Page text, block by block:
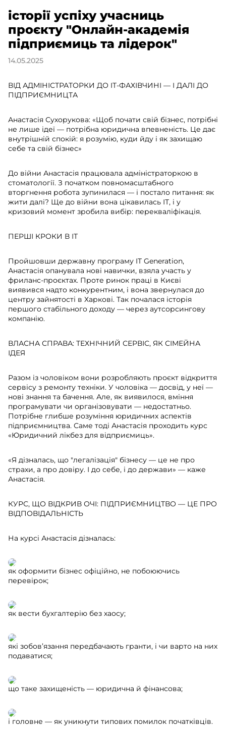
історії успіху учасниць
проєкту "Онлайн-академія
підприємиць та лідерок"
14.05.2025
ВІД АДМІНІСТРАТОРКИ ДО IT-ФАХІВЧИНІ — І ДАЛІ ДО
ПІДПРИЄМНИЦТА
Анастасія Сухорукова: «Щоб почати свій бізнес, потрібні
не лише ідеї — потрібна юридична впевненість. Це дає
внутрішній спокій: я розумію, куди йду і як захищаю
себе та свій бізнес»
До війни Анастасія працювала адміністраторкою в
стоматології. З початком повномасштабного
вторгнення робота зупинилася — і постало питання: як
жити далі? Ще до війни вона цікавилась ІТ, і у
кризовий момент зробила вибір: перекваліфікація.
ПЕРШІ КРОКИ В ІТ
Пройшовши державну програму IT Generation,
Анастасія опанувала нові навички, взяла участь у
фриланс-проєктах. Проте ринок праці в Києві
виявився надто конкурентним, і вона звернулася до
центру зайнятості в Харкові. Так почалася історія
першого стабільного доходу — через аутсорсингову
компанію.
ВЛАСНА СПРАВА: ТЕХНІЧНИЙ СЕРВІС, ЯК СІМЕЙНА
ІДЕЯ
Разом із чоловіком вони розробляють проєкт відкриття
сервісу з ремонту техніки. У чоловіка — досвід, у неї —
нові знання та бачення. Але, як виявилося, вміння
програмувати чи організовувати — недостатньо.
Потрібне глибше розуміння юридичних аспектів
підприємництва. Саме тоді Анастасія проходить курс
«Юридичний лікбез для відприємиць».
«Я дізналась, що "легалізація" бізнесу — це не про
страхи, а про довіру. І до себе, і до держави» — каже
Анастасія.
КУРС, ЩО ВІДКРИВ ОЧІ: ПІДПРИЄМНИЦТВО — ЦЕ ПРО
ВІДПОВІДАЛЬНІСТЬ
На курсі Анастасія дізналась:
як оформити бізнес офіційно, не побоюючись
перевірок;
як вести бухгалтерію без хаосу;
які зобов’язання передбачають гранти, і чи варто на них
подаватися;
що таке захищеність — юридична й фінансова;
і головне — як уникнути типових помилок початківців.